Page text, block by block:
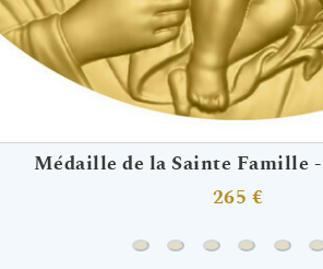
Médaille de la Sainte Famille
265 €
Médaille de la Sainte
Médaille Saint
Médaille Saint
Médaille